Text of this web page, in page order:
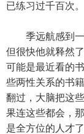
已练习过千百次。
季远航感到一
但很快他就释然
可能是最近看的
些两性关系的书
翻过，大脑把这
果连这些都会，
是全方位的人才